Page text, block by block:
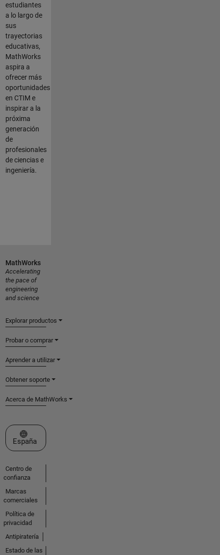
estudiantes
a lo largo de
sus
trayectorias
educativas,
MathWorks
aspira a
ofrecer más
oportunidades
en CTIM e
inspirar a la
próxima
generación
de
profesionales
de ciencias e
ingeniería.
MathWorks
Accelerating
the pace of
engineering
and science
Explorar productos
Probar o comprar
Aprender a utilizar
Obtener soporte
Acerca de MathWorks
Seleccione un país/idioma
España
Centro de
confianza
Marcas
comerciales
Política de
privacidad
Antipiratería
Estado de las